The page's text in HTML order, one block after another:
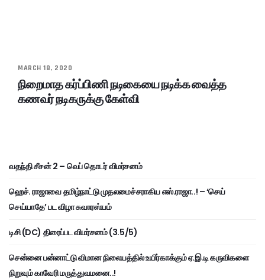
MARCH 18, 2020
நிறைமாத கர்ப்பிணி நடிகையை நடிக்க வைத்த
கணவர் நடிகருக்கு கேள்வி
வதந்தி சீசன் 2 – வெப் தொடர் விமர்சனம்
ஹெச். ராஜாவை தமிழ்நாட்டு முதலமைச்சராகிய எஸ்.ராஜா..! – ‘செய்
செய்யாதே’ பட விழா சுவாரஸ்யம்
டிசி (DC) திரைப்பட விமர்சனம் (3.5/5)
சென்னை பன்னாட்டு விமான நிலையத்தில் உயிர்காக்கும் ஏ.இ.டி கருவிகளை
நிறுவும் காவேரி மருத்துவமனை..!